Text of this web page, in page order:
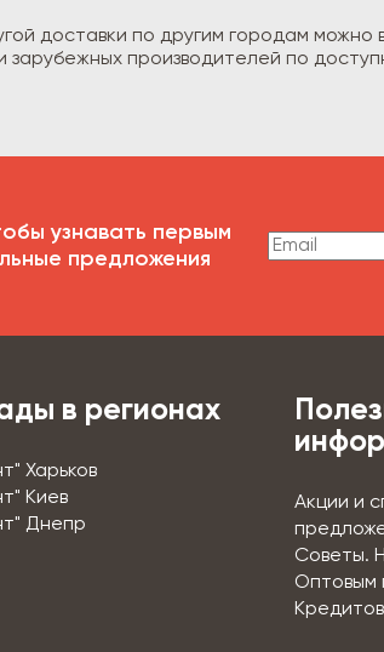
доставки по другим городам
производителей по
узнавать первым
предложения
в регионах
Харьков
Киев
Днепр
Акции и
Советы.
Оптовым